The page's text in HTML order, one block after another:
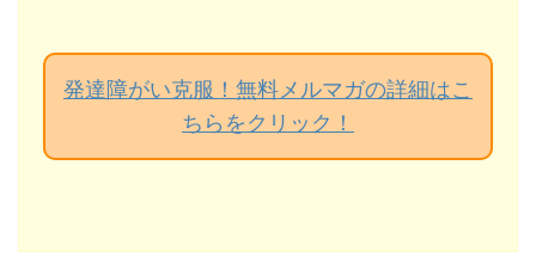
発達障がい克服！無料メルマガの詳細はこ
ちらをクリック！